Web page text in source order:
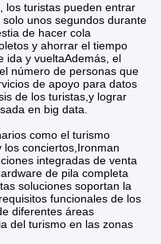
los turistas pueden entrar
unos segundos durante
de hacer cola
y ahorrar el tiempo
ida y vueltaAdemás, el
número de personas que
de apoyo para datos
de los turistas,y lograr
en big data.
como el turismo
los conciertos,Ironman
integradas de venta
de pila completa
soluciones soportan la
funcionales de los
diferentes áreas
del turismo en las zonas